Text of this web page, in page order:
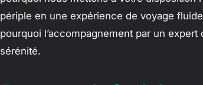
périple en une expérience de voyage
pourquoi l’accompagnement par un
sérénité.